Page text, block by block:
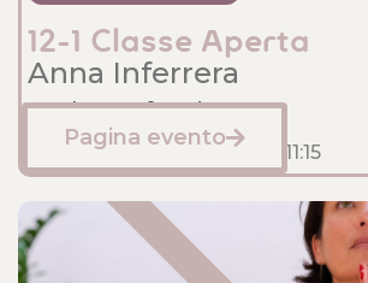
12-1 Classe Aperta
Anna Inferrera
Sede: Anfossi
Gennaio 12, 2025 10:00 - 11:15
Pagina evento